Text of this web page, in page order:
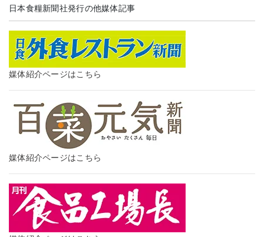
日本食糧新聞社発行の他媒体記事
媒体紹介ページはこちら
媒体紹介ページはこちら